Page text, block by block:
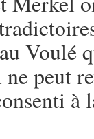
Voulé
peut